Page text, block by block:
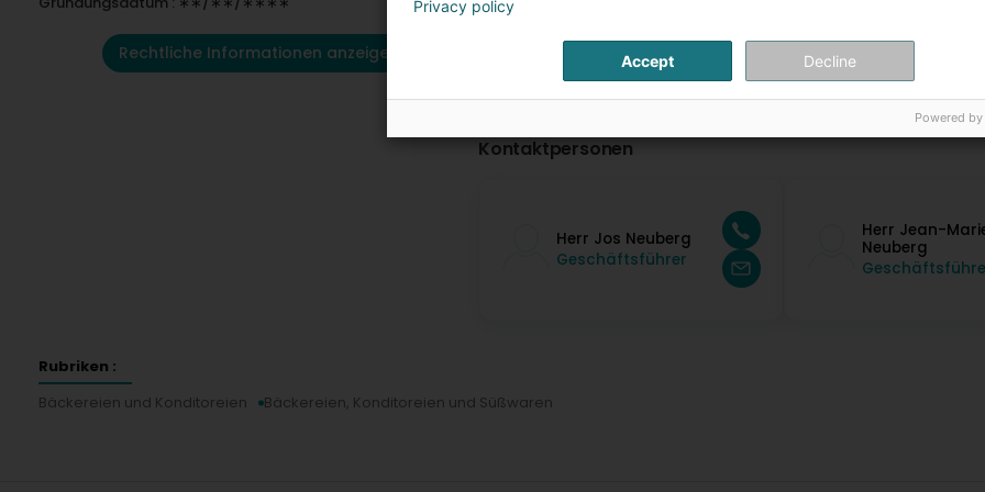
Rechtliche Informationen anzeigen
Kontaktpersonen
Herr Jos Neuberg
Geschäftsführer
Herr Jean-
Neuberg
Rubriken :
Bäckereien und Konditoreien
Bäckereien, Konditoreien und Süßwaren
Privacy policy
Accept Decline
Powered by